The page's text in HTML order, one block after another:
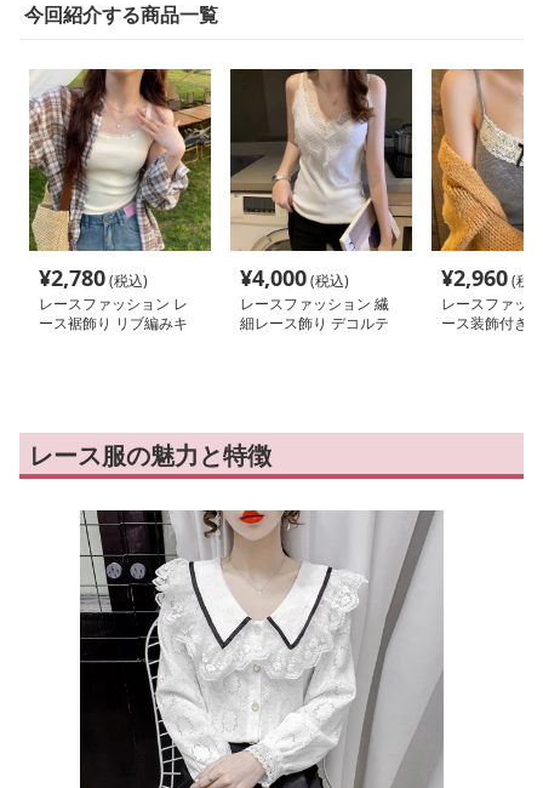
今回紹介する商品一覧
¥2,780(税込)
レースファッション レ
ース裾飾り リブ編みキ
¥4,000(税込)
レースファッション 繊
細レース飾り デコルテ
¥2,960(税
レースファッ
ース装飾付き
レース服の魅力と特徴